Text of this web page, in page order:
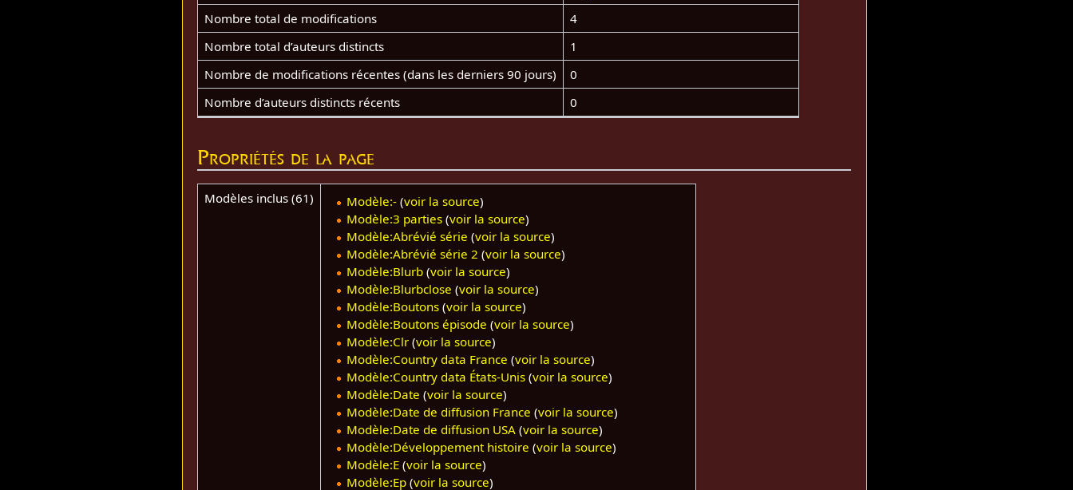
Nombre total de modifications
4
Nombre total d’auteurs distincts
1
Nombre de modifications récentes (dans les derniers 90 jours)
0
Nombre d’auteurs distincts récents
0
Propriétés de la page
Modèles inclus (61) Modèle:- (voir la source)
Modèle:3 parties (voir la source)
Modèle:Abrévié série (voir la source)
Modèle:Abrévié série 2 (voir la source)
Modèle:Blurb (voir la source)
Modèle:Blurbclose (voir la source)
Modèle:Boutons (voir la source)
Modèle:Boutons épisode (voir la source)
Modèle:Clr (voir la source)
Modèle:Country data France (voir la source)
Modèle:Country data États-Unis (voir la source)
Modèle:Date (voir la source)
Modèle:Date de diffusion France (voir la source)
Modèle:Date de diffusion USA (voir la source)
Modèle:Développement histoire (voir la source)
Modèle:E (voir la source)
Modèle:Ep (voir la source)